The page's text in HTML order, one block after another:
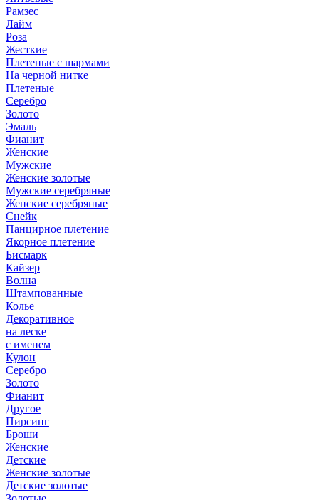
Рамзес
Лайм
Роза
Жесткие
Плетеные с шармами
На черной нитке
Плетеные
Серебро
Золото
Эмаль
Фианит
Женские
Мужские
Женские золотые
Мужские серебряные
Женские серебряные
Снейк
Панцирное плетение
Якорное плетение
Бисмарк
Кайзер
Волна
Штампованные
Колье
Декоративное
на леске
с именем
Кулон
Серебро
Золото
Фианит
Другое
Пирсинг
Броши
Женские
Детские
Женские золотые
Детские золотые